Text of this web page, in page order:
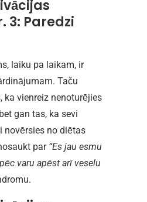
3: Paredzi
laiku pa laikam, ir
Taču
ka vienreiz nenoturējies
gan tas, ka sevi
novērsies no diētas
par “Es jau esmu
varu apēst arī veselu